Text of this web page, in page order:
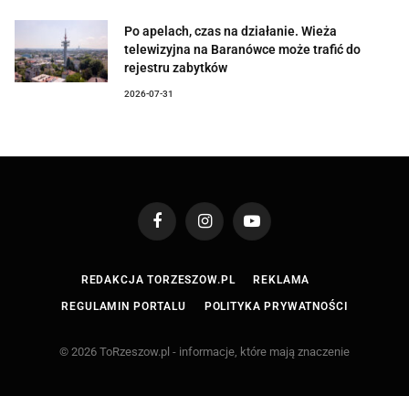
Po apelach, czas na działanie. Wieża
telewizyjna na Baranówce może trafić do
rejestru zabytków
2026-07-31
FacebookInstagramYouTube
REDAKCJA TORZESZOW.PL REKLAMA
REGULAMIN PORTALU POLITYKA PRYWATNOŚCI
© 2026 ToRzeszow.pl - informacje, które mają znaczenie